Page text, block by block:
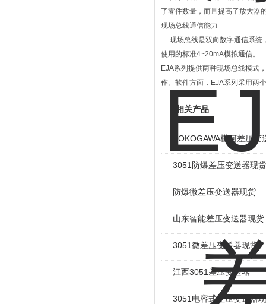
了零件数量，而且提高了放大器
现场总线通信能力
现场总线是双向数字通信系统
使用的标准4~20mA模拟通信。
EJA系列提供两种现场总线模式
作。软件方面，EJA系列采用两
相关产品
YOKOGAWA横河差压变
3051防爆差压变送器现货
防爆微差压变送器现货
山东智能差压变送器现货
3051微差压变送器现货
江西3051差压变送器
3051电容式差压变送器